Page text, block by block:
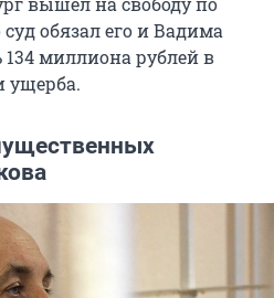
обязал его и Вадима
миллиона рублей в
ущерба.